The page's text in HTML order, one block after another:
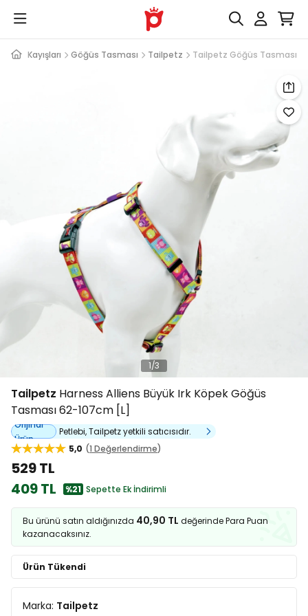
ve Kayışları Göğüs Tasması Tailpetz Tailpetz Göğüs Tasması
1/3
Tailpetz Harness Alliens Büyük Irk Köpek Göğüs
Tasması 62-107cm [L]
Orijinal
Ürün
Petlebi, Tailpetz yetkili satıcısıdır.
5,0
1 Değerlendirme
529 TL
409 TL
%21 Sepette Ek İndirimli
Bu ürünü satın aldığınızda 40,90 TL değerinde Para Puan
kazanacaksınız.
Ürün Tükendi
Marka: Tailpetz